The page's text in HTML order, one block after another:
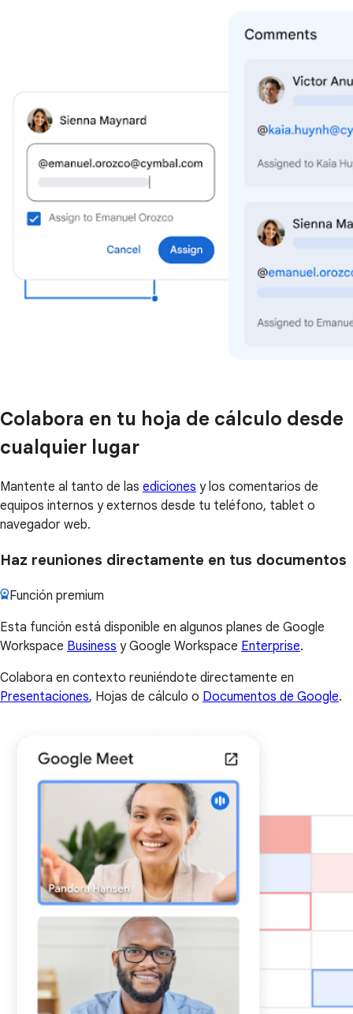
Colabora en tu hoja de cálculo desde
cualquier lugar
Mantente al tanto de las ediciones y los comentarios de
equipos internos y externos desde tu teléfono, tablet o
navegador web.
Haz reuniones directamente en tus documentos
Función premium
Esta función está disponible en algunos planes de Google
Workspace Business y Google Workspace Enterprise.
Colabora en contexto reuniéndote directamente en
Presentaciones, Hojas de cálculo o Documentos de Google.